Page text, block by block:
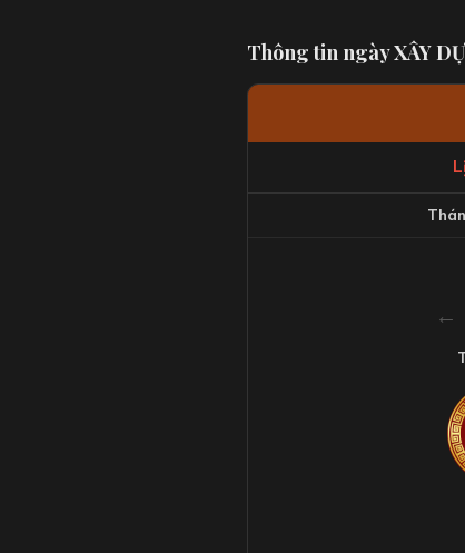
Thông tin ngày XÂY
←